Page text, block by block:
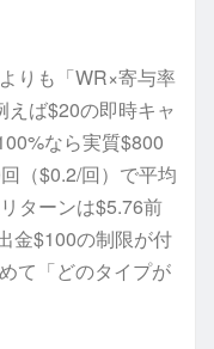
りも「WR×寄与率
えば$20の即時キャ
なら実質$800
（$0.2/回）で平均
ターンは$5.76前
金$100の制限が付
て「どのタイプが